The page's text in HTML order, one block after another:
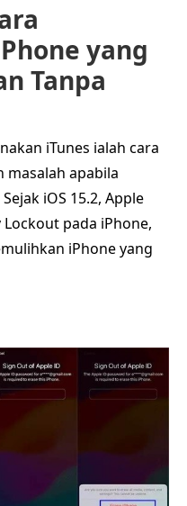
yang
Tanpa
iTunes ialah cara
masalah apabila
iOS 15.2, Apple
pada iPhone,
iPhone yang